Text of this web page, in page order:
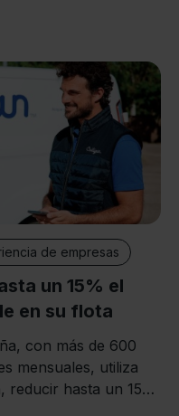
de empresas
un 15% el
en su flota
con más de 600
mensuales, utiliza
reducir hasta un 15%